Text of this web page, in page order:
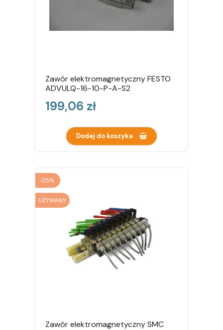
Zawór elektromagnetyczny FESTO
ADVULQ-16-10-P-A-S2
Cena
199,06 zł
Dodaj do koszyka
-25%
UŻYWANY
Zawór elektromagnetyczny SMC